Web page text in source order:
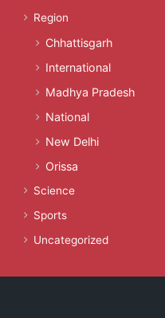
Region
Chhattisgarh
International
Madhya Pradesh
National
New Delhi
Orissa
Science
Sports
Uncategorized